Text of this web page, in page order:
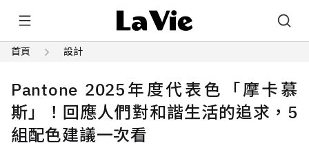
首頁 設計
Pantone 2025年度代表色「摩卡慕
斯」！回應人們對和諧生活的追求，5
組配色建議一次看